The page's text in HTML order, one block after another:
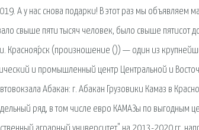
А у нас снова подарки! В этот раз мы объявляем
свыше пяти тысяч человек, было свыше пятисот
Красноя́рск (произношение ()) — один из
и промышленный центр Центральной и
Абакан: г. Абакан Грузовики Камаз в
ряд, в том числе евро КАМАЗы по выгодным